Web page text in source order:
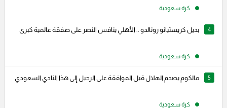
كرة سعودية
4 بديل كريستيانو رونالدو .. الأهلي ينافس النصر على صفقة عالمية كبرى
كرة سعودية
5 مالكوم يصدم الهلال قبل الموافقة على الرحيل إلى هذا النادي السعودي
كرة سعودية